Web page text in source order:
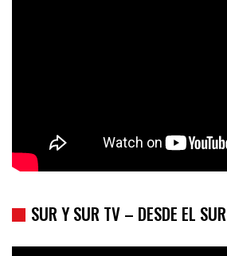
SUR Y SUR TV – DESDE EL SUR